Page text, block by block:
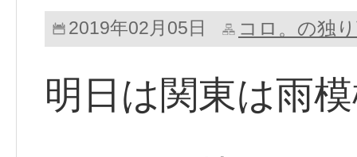
2019年02月05日 コロ。の独
明日は関東は雨